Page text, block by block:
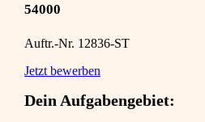
54000
Auftr.-Nr. 12836-ST
Jetzt bewerben
Dein Aufgabengebiet: